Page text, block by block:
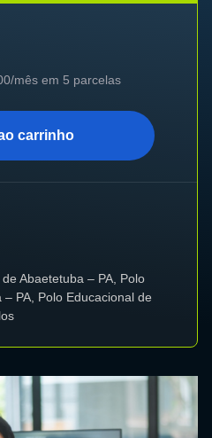
mês em 5 parcelas
carrinho
Abaetetuba – PA, Polo
PA, Polo Educacional de